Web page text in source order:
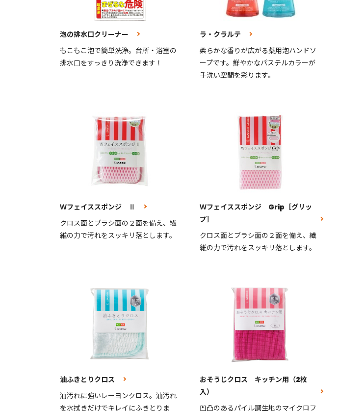
泡の排水口クリーナー
もこもこ泡で簡単洗浄。台所・浴室の
排水口をすっきり洗浄できます！
ラ・クラルテ
柔らかな香りが広がる薬用泡ハンドソ
ープです。鮮やかなパステルカラーが
手洗い空間を彩ります。
Ｗフェイススポンジ Ⅱ
クロス面とブラシ面の２面を備え、繊
維の力で汚れをスッキリ落とします。
Ｗフェイススポンジ Grip［グリッ
プ］
クロス面とブラシ面の２面を備え、繊
維の力で汚れをスッキリ落とします。
油ふきとりクロス
油汚れに強いレーヨンクロス。油汚れ
を水拭きだけでキレイにふきとりま
おそうじクロス キッチン用（2枚
入）
凹凸のあるパイル調生地のマイクロフ